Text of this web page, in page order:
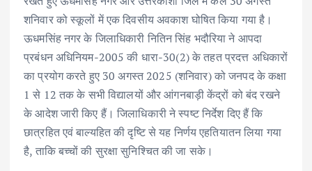
शनिवार को स्कूलों में एक दिवसीय अवकाश घोषित किया गया है।
ऊधमसिंह नगर के जिलाधिकारी नितिन सिंह भदौरिया ने आपदा
प्रबंधन अधिनियम-2005 की धारा-30(2) के तहत प्रदत्त अधिकारों
का प्रयोग करते हुए 30 अगस्त 2025 (शनिवार) को जनपद के कक्षा
1 से 12 तक के सभी विद्यालयों और आंगनबाड़ी केंद्रों को बंद रखने
के आदेश जारी किए हैं। जिलाधिकारी ने स्पष्ट निर्देश दिए हैं कि
छात्रहित एवं बाल्यहित की दृष्टि से यह निर्णय एहतियातन लिया गया
है, ताकि बच्चों की सुरक्षा सुनिश्चित की जा सके।